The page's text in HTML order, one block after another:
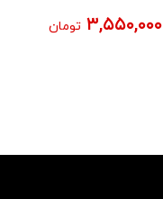
۳,۵۵۰,۰۰۰ تومان